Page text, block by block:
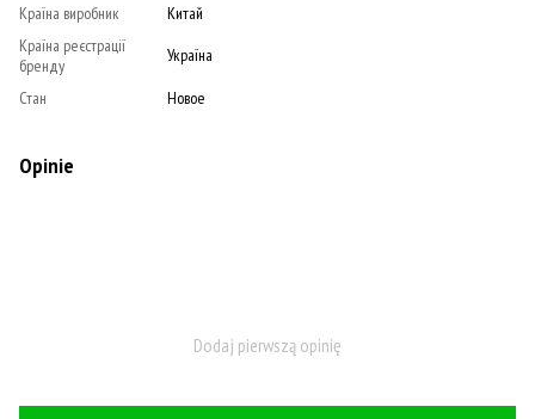
Країна виробник
Китай
Країна реєстрації
бренду
Україна
Стан
Новое
Opinie
Dodaj pierwszą opinię